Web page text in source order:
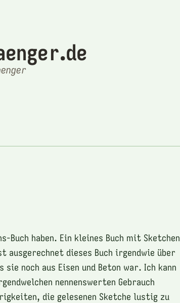
Buch haben. Ein kleines Buch mit Sketchen
dieses Buch irgendwie über
noch aus Eisen und Beton war. Ich kann
nennenswerten Gebrauch
die gelesenen Sketche lustig zu